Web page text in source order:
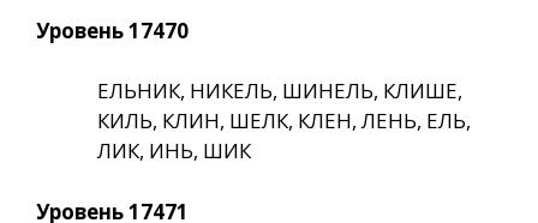
Уровень 17470
ЕЛЬНИК, НИКЕЛЬ, ШИНЕЛЬ, КЛИШЕ,
КИЛЬ, КЛИН, ШЕЛК, КЛЕН, ЛЕНЬ, ЕЛЬ,
ЛИК, ИНЬ, ШИК
Уровень 17471